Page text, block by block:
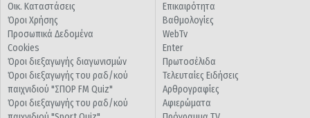
Οικ. Καταστάσεις
Όροι Χρήσης
Προσωπικά Δεδομένα
Cookies
Όροι διεξαγωγής διαγωνισμών
Όροι διεξαγωγής του ραδ/κού
παιχνιδιού "ΣΠΟΡ FM Quiz"
Όροι διεξαγωγής του ραδ/κού
Επικαιρότητα
Βαθμολογίες
WebTv
Enter
Πρωτοσέλιδα
Τελευταίες Ειδήσεις
Αρθρογραφίες
Αφιερώματα